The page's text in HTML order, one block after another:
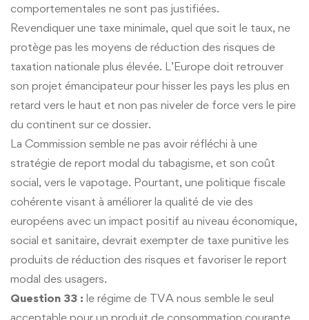
comportementales ne sont pas justifiées.
Revendiquer une taxe minimale, quel que soit le taux, ne
protège pas les moyens de réduction des risques de
taxation nationale plus élevée. L’Europe doit retrouver
son projet émancipateur pour hisser les pays les plus en
retard vers le haut et non pas niveler de force vers le pire
du continent sur ce dossier.
La Commission semble ne pas avoir réfléchi à une
stratégie de report modal du tabagisme, et son coût
social, vers le vapotage. Pourtant, une politique fiscale
cohérente visant à améliorer la qualité de vie des
européens avec un impact positif au niveau économique,
social et sanitaire, devrait exempter de taxe punitive les
produits de réduction des risques et favoriser le report
modal des usagers.
Question 33 : le régime de TVA nous semble le seul
acceptable pour un produit de consommation courante,